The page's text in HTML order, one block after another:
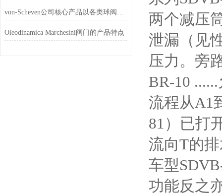
von-Scheven公司核心产品以各类球阀为主
Oleodinamica Marchesini阀门的产品特点
两个减压
泄漏（见
压力。旁
BR-10
流程从A1
81）已打
流向T的
车型
功能反之